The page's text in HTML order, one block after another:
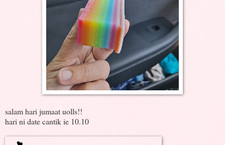
salam hari jumaat uolls!!
hari ni date cantik ie 10.10